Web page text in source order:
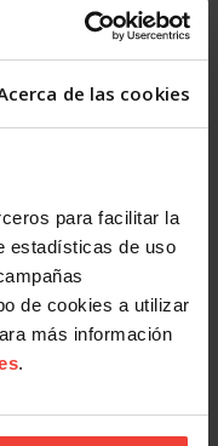
de las cookies
para facilitar la
estadísticas de uso
de cookies a utilizar
más información
.
cumplimiento de la
actualización, que
esta cuestión
en su contenido
la fórmula de
es como las